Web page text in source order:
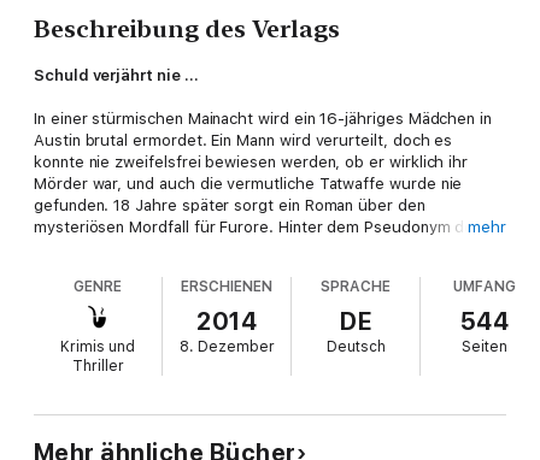
Beschreibung des Verlags
Schuld verjährt nie …
In einer stürmischen Mainacht wird ein 16-jähriges Mädchen in
Austin brutal ermordet. Ein Mann wird verurteilt, doch es
konnte nie zweifelsfrei bewiesen werden, ob er wirklich ihr
Mörder war, und auch die vermutliche Tatwaffe wurde nie
gefunden. 18 Jahre später sorgt ein Roman über den
mysteriösen Mordfall für Furore. Hinter dem Pseudonym der
Verfasserin lüftet, erhält Bellamy anonyme Drohungen, und sie
weiß: Der wahre Mörder ihrer Schwester ist noch immer auf
freiem Fuß und hat nun sie im Visier …
mehr
GENRE
Krimis und
Thriller
ERSCHIENEN
2014
8. Dezember
SPRACHE
DE
Deutsch
UMFANG
544
Seiten
Mehr ähnliche Bücher